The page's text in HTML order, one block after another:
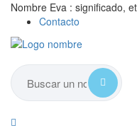
Nombre Eva : significado,
Contacto